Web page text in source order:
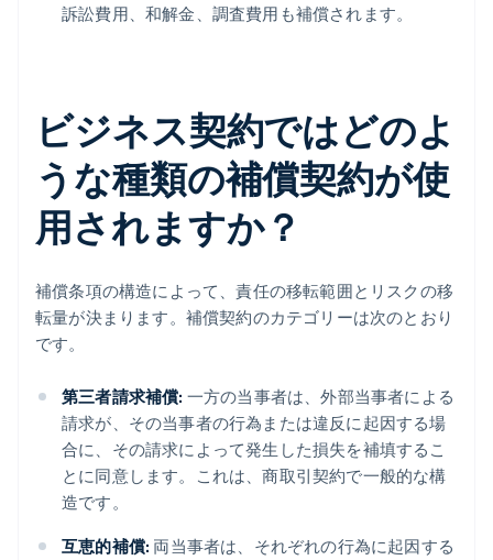
訴訟費用、和解金、調査費用も補償されます。
ビジネス契約ではどのよ
うな種類の補償契約が使
用されますか？
補償条項の構造によって、責任の移転範囲とリスクの移
転量が決まります。補償契約のカテゴリーは次のとおり
です。
第三者請求補償: 一方の当事者は、外部当事者による
請求が、その当事者の行為または違反に起因する場
合に、その請求によって発生した損失を補填するこ
とに同意します。これは、商取引契約で一般的な構
造です。
互恵的補償: 両当事者は、それぞれの行為に起因する